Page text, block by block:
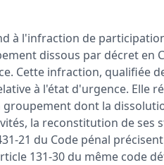
à l'infraction de
dissous par décret en
Cette infraction, qualifiée
à l'état d'urgence. Elle
dont la
la reconstitution de ses
21 du Code pénal
131-30 du même code